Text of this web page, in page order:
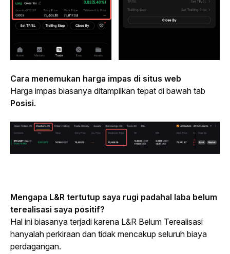
Cara menemukan harga impas di situs web
Posisi.
Mengapa L&R tertutup saya rugi padahal laba belum
terealisasi saya positif?
Hal ini biasanya terjadi karena L&R Belum Terealisasi
hanyalah perkiraan dan tidak mencakup seluruh biaya
perdagangan.